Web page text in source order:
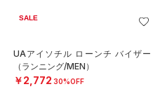
SALE
UAアイソチル ローンチ バイザー
（ランニング/MEN）
￥2,772 30%OFF